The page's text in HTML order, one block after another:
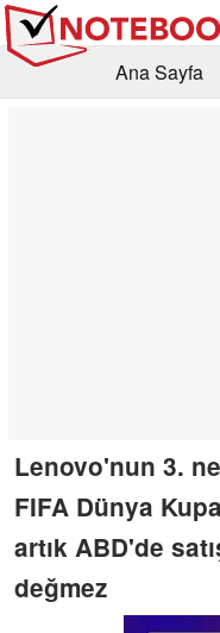
Ana Sayfa
Lenovo'nun 3.
FIFA Dünya
artık ABD'de
değmez